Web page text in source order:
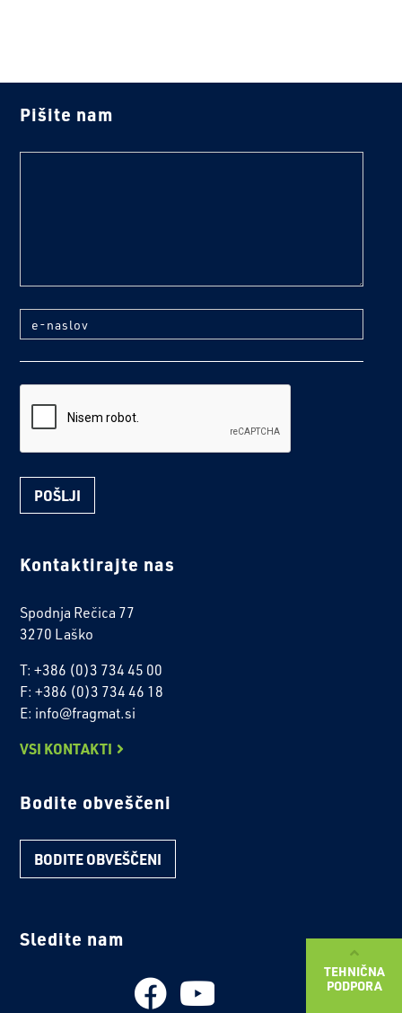
TEHNIČNA
PODPORA
Pišite nam
e-naslov
Kontaktirajte nas
Spodnja Rečica 77
3270 Laško
T: +386 (0)3 734 45 00
F: +386 (0)3 734 46 18
E: info@fragmat.si
VSI KONTAKTI
Bodite obveščeni
BODITE OBVEŠČENI
Sledite nam